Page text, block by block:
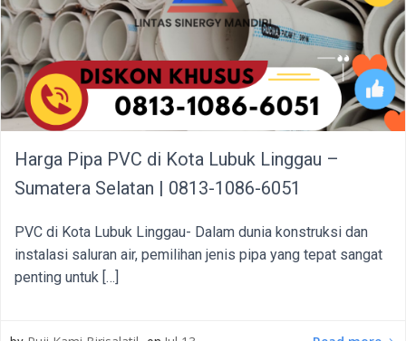
Harga Pipa PVC di Kota Lubuk Linggau –
Sumatera Selatan | 0813-1086-6051
PVC di Kota Lubuk Linggau- Dalam dunia konstruksi dan
instalasi saluran air, pemilihan jenis pipa yang tepat sangat
penting untuk […]